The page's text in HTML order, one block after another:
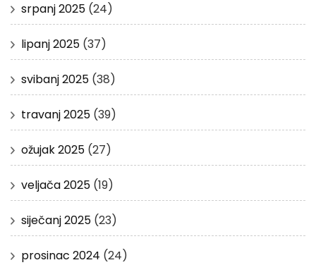
srpanj 2025 (24)
lipanj 2025 (37)
svibanj 2025 (38)
travanj 2025 (39)
ožujak 2025 (27)
veljača 2025 (19)
siječanj 2025 (23)
prosinac 2024 (24)